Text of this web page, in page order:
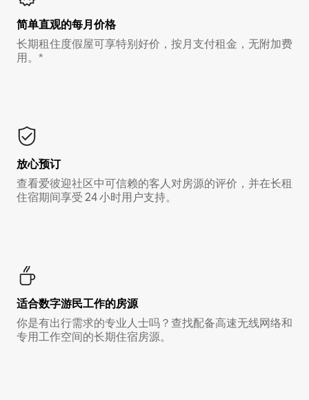
简单直观的每月价格
长期租住度假屋可享特别好价，按月支付租金，无附加费
用。*
放心预订
查看爱彼迎社区中可信赖的客人对房源的评价，并在长租
住宿期间享受 24 小时用户支持。
适合数字游民工作的房源
你是有出行需求的专业人士吗？查找配备高速无线网络和
专用工作空间的长期住宿房源。